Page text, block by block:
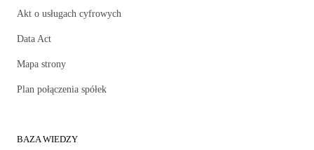
Akt o usługach cyfrowych
Data Act
Mapa strony
Plan połączenia spółek
BAZA WIEDZY